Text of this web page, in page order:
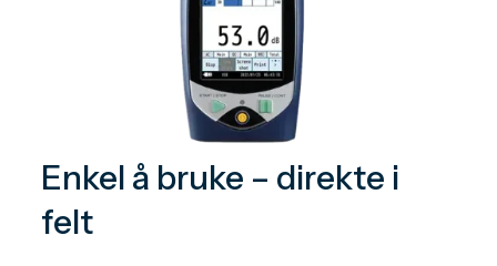
Enkel å bruke – direkte i
felt